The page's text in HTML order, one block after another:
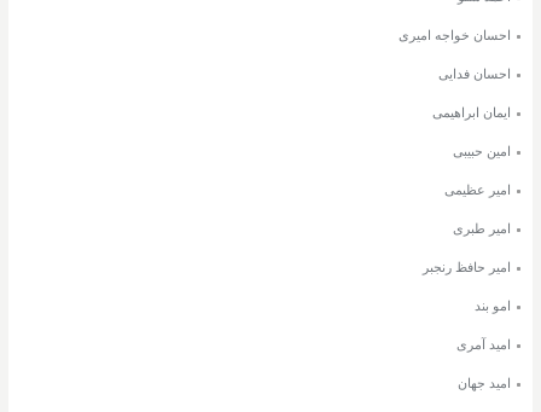
احسان خواجه امیری
احسان فدایی
ایمان ابراهیمی
امین حبیبی
امیر عظیمی
امیر طبری
امیر حافظ رنجبر
امو بند
امید آمری
امید جهان